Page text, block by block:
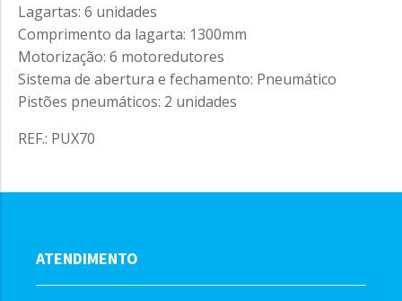
Lagartas: 6 unidades
Comprimento da lagarta: 1300mm
Motorização: 6 motoredutores
Sistema de abertura e fechamento: Pneumático
Pistões pneumáticos: 2 unidades
REF.: PUX70
ATENDIMENTO